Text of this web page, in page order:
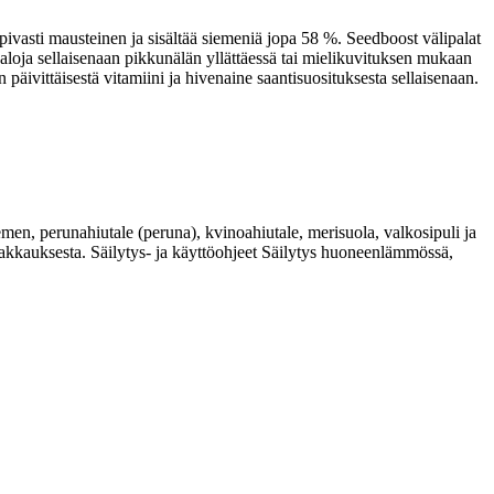
mausteinen ja sisältää siemeniä jopa 58 %. Seedboost välipalat
sellaisenaan pikkunälän yllättäessä tai mielikuvituksen mukaan
vitamiini ja hivenaine saantisuosituksesta sellaisenaan.
perunahiutale (peruna), kvinoahiutale, merisuola, valkosipuli ja
Säilytys- ja käyttöohjeet Säilytys huoneenlämmössä,